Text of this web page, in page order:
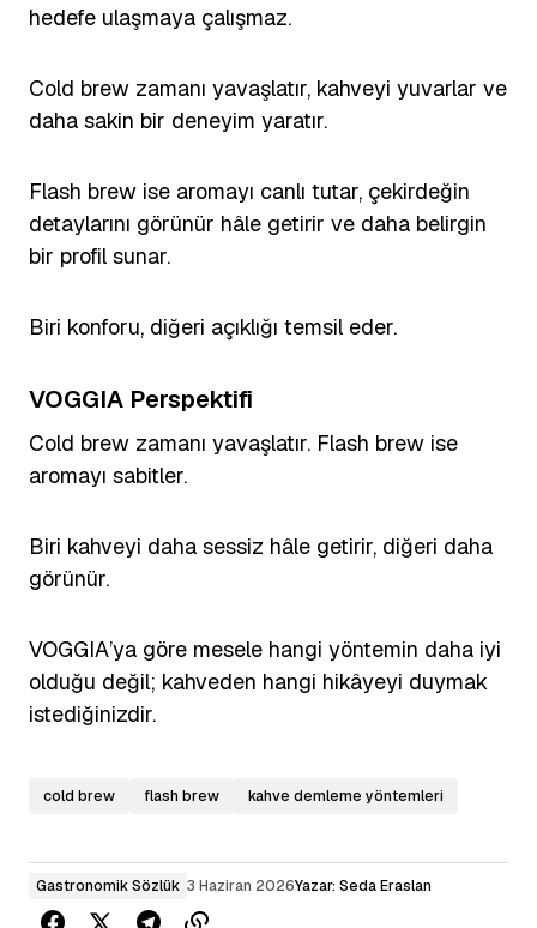
hedefe ulaşmaya çalışmaz.
Cold brew zamanı yavaşlatır, kahveyi yuvarlar ve
daha sakin bir deneyim yaratır.
Flash brew ise aromayı canlı tutar, çekirdeğin
detaylarını görünür hâle getirir ve daha belirgin
bir profil sunar.
Biri konforu, diğeri açıklığı temsil eder.
VOGGIA Perspektifi
Cold brew zamanı yavaşlatır. Flash brew ise
aromayı sabitler.
Biri kahveyi daha sessiz hâle getirir, diğeri daha
görünür.
VOGGIA’ya göre mesele hangi yöntemin daha iyi
olduğu değil; kahveden hangi hikâyeyi duymak
istediğinizdir.
cold brew flash brew kahve demleme yöntemleri
Gastronomik Sözlük 3 Haziran 2026Yazar: Seda Eraslan